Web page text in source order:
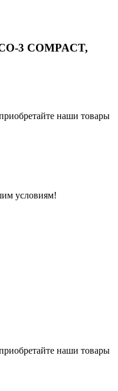
3 COMPACT,
наши товары
условиям!
наши товары